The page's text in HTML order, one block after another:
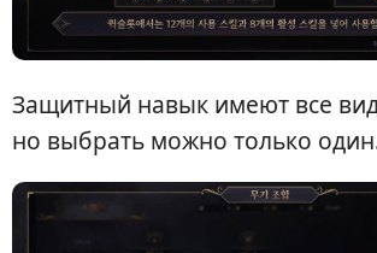
Защитный навык имеют все
но выбрать можно только